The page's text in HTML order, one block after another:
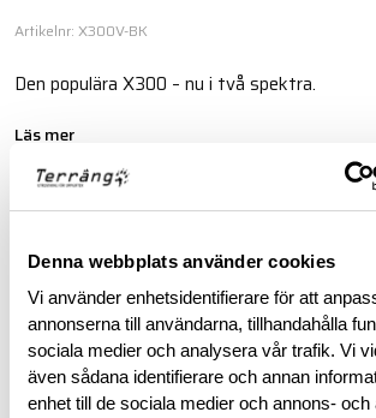
Denna webbplats använder cookies
Vi använder enhetsidentifierare för att
annonserna till användarna, tillhandahålla
sociala medier och analysera vår trafik. Vi
även sådana identifierare och annan
enhet till de sociala medier och annons- och
Artikelnr: X300V-BK
Den populära X300 – nu i två spektra.
Läs mer
RECENSIONER
OM VARUMÄRKET